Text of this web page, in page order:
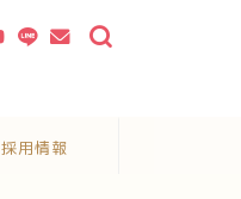
採用情報